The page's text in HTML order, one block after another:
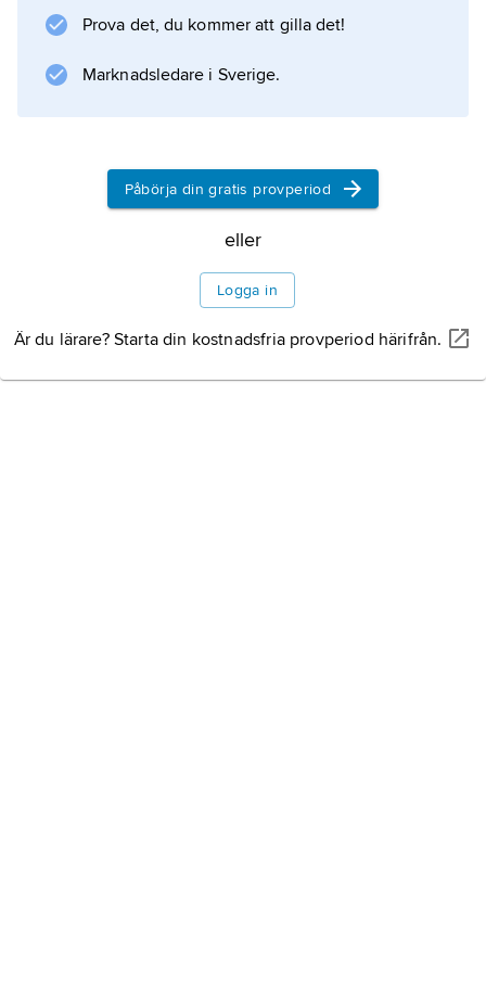
denna företog Oleg flera handels- och
erövringsfärder söderut, belägrade 907
Konstantinopel och slöt 911 ett handelsavtal
Information om artikeln
Prova det, du kommer att gilla det!
Marknadsledare i Sverige.
Påbörja din gratis provperiod
eller
Logga in
Är du lärare? Starta din kostnadsfria provperiod härifrån.